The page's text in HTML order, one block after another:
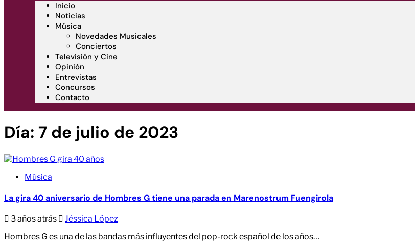
Inicio
Noticias
Música
Novedades Musicales
Conciertos
Televisión y Cine
Opinión
Entrevistas
Concursos
Contacto
Día: 7 de julio de 2023
Música
La gira 40 aniversario de Hombres G tiene una parada en Marenostrum Fuengirola
3 años atrás
Jéssica López
Hombres G es una de las bandas más influyentes del pop-rock español de los años…